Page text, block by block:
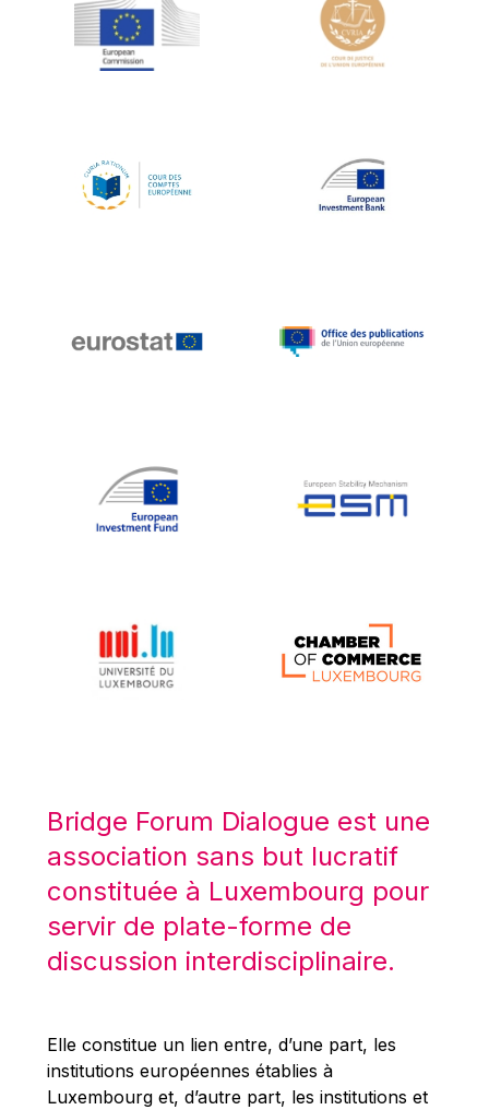
Jean-Louis Schiltz
Jean-Victor Louis
Johnny Åkerholm
Katharien L.C. Hunt
Klaus-Heiner Lehne
Koen LENAERTS
Lars Heikensten
Lucas Papademos
Máire Geoghegan-Quinn
Mario Centeno
Mario Monti
Maroš ŠEFČOVIČ
Martin Bailey
Martine Reicherts
Michael Sohlman
Michel Goedert
Bridge Forum Dialogue est une
association sans but lucratif
constituée à Luxembourg pour
servir de plate-forme de
discussion interdisciplinaire.
Elle constitue un lien entre, d’une part, les
institutions européennes établies à
Luxembourg et, d’autre part, les institutions et